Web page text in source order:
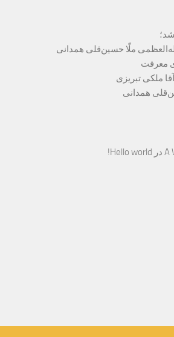
ملّا حسین‌قلی همدانی
معرفت
ملکی تبریزی
همدانی
A در Hello world!